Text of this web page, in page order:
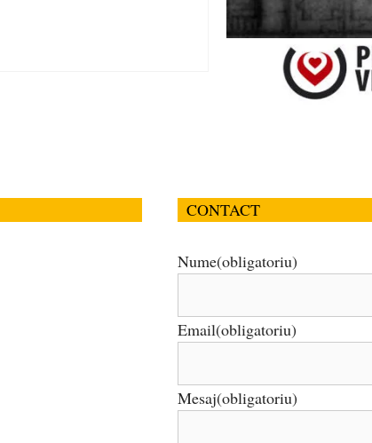
CONTACT
Nume(obligatoriu)
Email(obligatoriu)
Mesaj(obligatoriu)